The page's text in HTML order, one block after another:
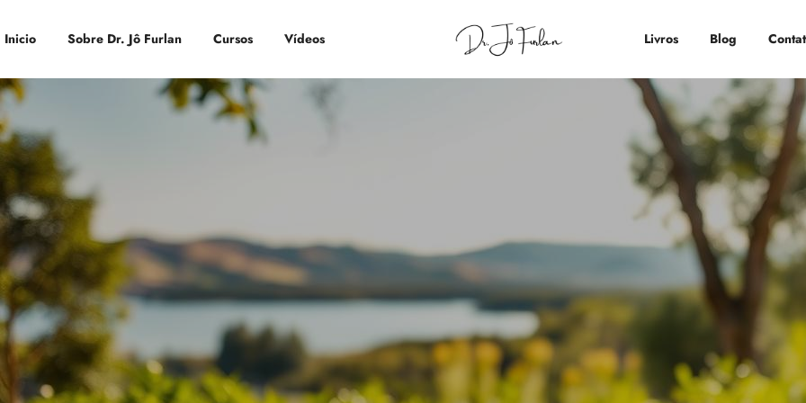
Inicio Sobre Dr. Jô Furlan Cursos Vídeos Livros Blog